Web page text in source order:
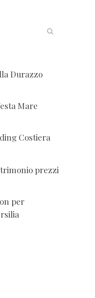
Durazzo
Mare
Costiera
prezzi
per